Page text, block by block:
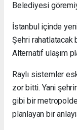
Belediyesi
İstanbul içinde
Şehri rahatlatacak
Alternatif ulaşım
Raylı sistemler
zor bitti. Yani
gibi bir
planlayan bir